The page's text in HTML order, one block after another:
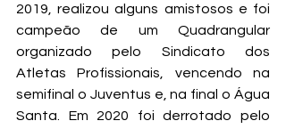
2019, realizou alguns amistosos e foi
campeão de um Quadrangular
organizado pelo Sindicato dos
Atletas Profissionais, vencendo na
semifinal o Juventus e, na final o Água
Santa. Em 2020 foi derrotado pelo